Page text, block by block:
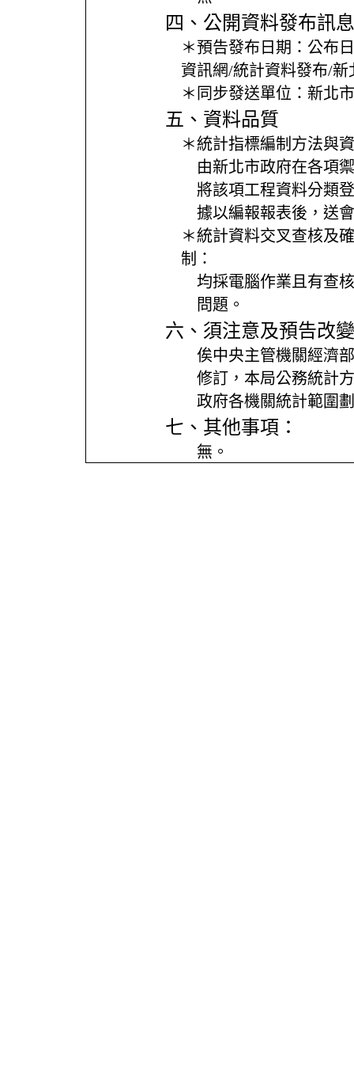
四、公開資料發布訊息
＊預告發布日期： 公布
資訊網/統計資料發布/
＊同步發送單位： 新北
五、資料品質
＊統計指標編制方法與
由新北市政府在各項
將該項工程資料分類
據以編報報表後，送
＊統計資料交叉查核及
制：
均採電腦作業且有查
問題。
六、須注意及預告改
俟中央主管機關經濟
修訂，本局公務統計
政府各機關統計範圍
七、其他事項：
無。